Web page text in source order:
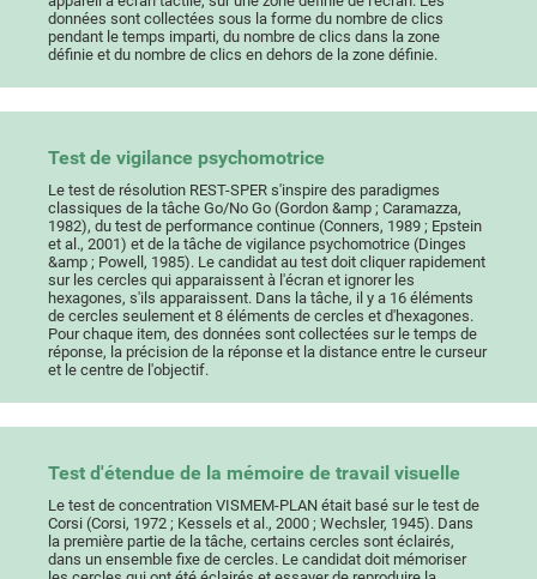
données sont collectées sous la forme du nombre de clics
pendant le temps imparti, du nombre de clics dans la zone
définie et du nombre de clics en dehors de la zone définie.
Test de vigilance psychomotrice
Le test de résolution REST-SPER s'inspire des paradigmes
classiques de la tâche Go/No Go (Gordon &amp ; Caramazza,
1982), du test de performance continue (Conners, 1989 ; Epstein
et al., 2001) et de la tâche de vigilance psychomotrice (Dinges
&amp ; Powell, 1985). Le candidat au test doit cliquer rapidement
sur les cercles qui apparaissent à l'écran et ignorer les
hexagones, s'ils apparaissent. Dans la tâche, il y a 16 éléments
de cercles seulement et 8 éléments de cercles et d'hexagones.
Pour chaque item, des données sont collectées sur le temps de
réponse, la précision de la réponse et la distance entre le curseur
et le centre de l'objectif.
Test d'étendue de la mémoire de travail visuelle
Le test de concentration VISMEM-PLAN était basé sur le test de
Corsi (Corsi, 1972 ; Kessels et al., 2000 ; Wechsler, 1945). Dans
la première partie de la tâche, certains cercles sont éclairés,
dans un ensemble fixe de cercles. Le candidat doit mémoriser